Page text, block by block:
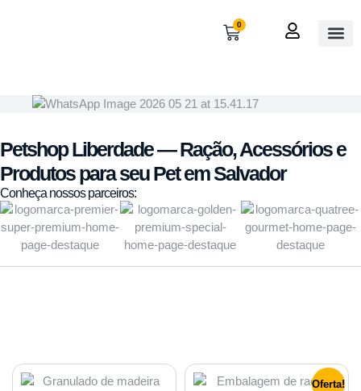
0
Petshop Liberdade — Ração, Acessórios e
Produtos para seu Pet em Salvador
Conheça nossos parceiros:
Oferta!